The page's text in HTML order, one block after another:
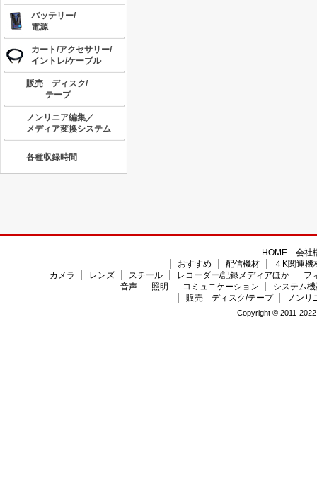
バッテリー/
電源
カート/アクセサリー/
イントレ/ケーブル
販売 ディスク/
テープ
ノンリニア編集／
メディア変換システム
各種収録時間
HOME
会社
おすすめ
配信機材
４K関連機
カメラ
レンズ スチール レコーダー/記録メディアほか
フ
音声
照明 コミュニケーション
システム
販売 ディスク/テープ
ノンリ
Copyright © 2011-